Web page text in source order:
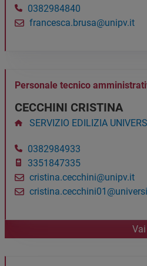
0382984840
francesca.brusa@unipv.it
Personale tecnico
CECCHINI CRISTINA
SERVIZIO EDILIZIA
0382984933
3351847335
cristina.cecchini@unipv.it